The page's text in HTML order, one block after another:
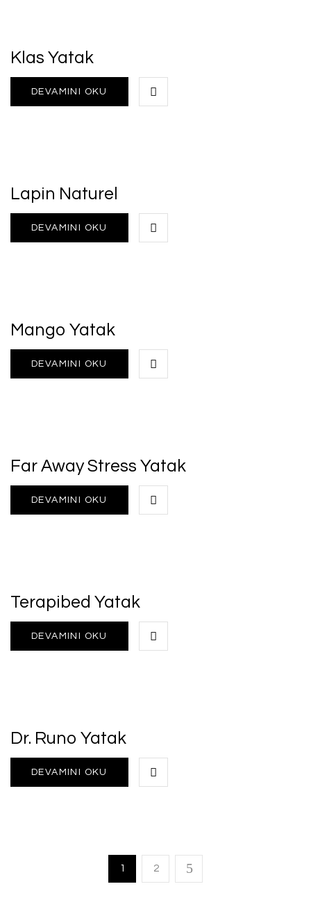
Klas Yatak
DEVAMINI OKU
Lapin Naturel
DEVAMINI OKU
Mango Yatak
DEVAMINI OKU
Far Away Stress Yatak
DEVAMINI OKU
Terapibed Yatak
DEVAMINI OKU
Dr. Runo Yatak
DEVAMINI OKU
1 2